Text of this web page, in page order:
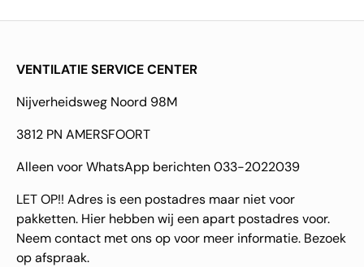
VENTILATIE SERVICE CENTER
Nijverheidsweg Noord 98M
3812 PN AMERSFOORT
Alleen voor WhatsApp berichten 033-2022039
LET OP!! Adres is een postadres maar niet voor
pakketten. Hier hebben wij een apart postadres voor.
Neem contact met ons op voor meer informatie. Bezoek
op afspraak.